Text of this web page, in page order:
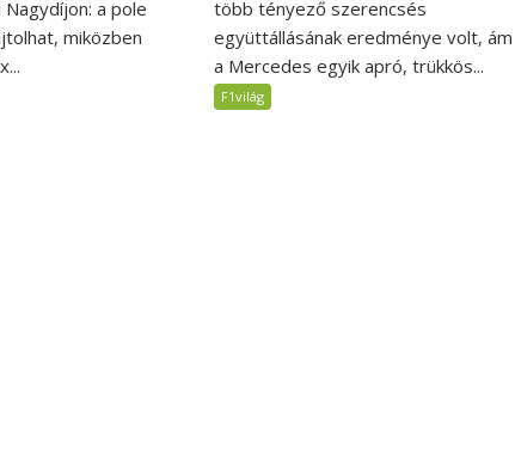
Nagydíjon: a pole
miközben
több tényező szerencsés
együttállásának eredménye volt, ám
a Mercedes egyik apró, trükkös...
F1világ